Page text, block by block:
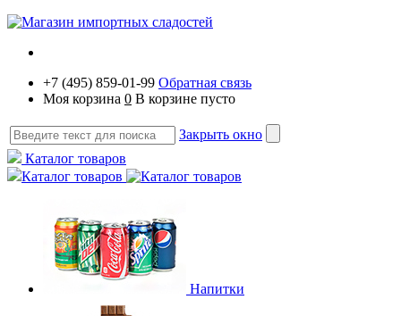
+7 (495) 859-01-99 Обратная связь
Моя корзина 0 В корзине пусто
Закрыть окно
Каталог товаров
Каталог товаров
Напитки